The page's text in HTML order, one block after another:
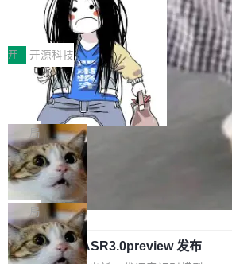
理两个方面，让用户的每一份算力都看得清
得住、用得稳、省得下、更安全！ 一、从现
始，Token使用一目...
作者）、Quoc Le（Google 大脑核心成员
q2Seq 和 DocAI 的共同发明人）以及 Oriol
yals（Gemini 联合负责人，AlphaSta...
耳科技研发的企业级终端编码智能体——一
中文驱动的数字员工，自主理解需求、规划
骤、编写代码。不挑模型、不挑平台，curl
装完即用。 开源地址：Gitee · GitCode ·
b 安装 支持 Java 8+（8~26）、macOS /
x / Windows / Harmony PC。 # macOS /
x / Harmony PC curl -fsSL https://
r.org/solon...
让“代码语义理解”深度释放AI Coding
价值潜能：华为云码道（CodeArts）
代码仓技术解析
一、代码仓深度理解技术的作用与价值 在
程实践中，代码仓是企业核心知识资产的主
体。企业级代码仓库通常包含数十万乃至数
个文件，其规模远超单次模型调用可承载的
文窗口。随着项目规模的持续扩张与代码历
不断累积，代码仓中的模块关系、接口契约
务逻辑等关键信息往往分散于数十乃至数百
件之中，形成高度复杂的知识关联网络。传
代码检索手段（如关键词匹配、目录遍历）
在语法层面完成文本定位，难以触及代码的
内涵与结构关联，导致开发者使用代码智能
理解大规模代码仓时面临显著"代码仓理解"瓶
开 开源科技
一条“删库”命令跑 17 小时，算法工程
师删光 89TB 数据只为干私活
最高人民检察院8月4日公布了一起案件：北
名90后算法工程师王某，为了给自己接的私
服务器空间，删光了公司AI游戏部门的全部
数据。 王某2024年1月入职东城区某科技公
短剧部门，有互联网大厂背景。在公司内部
调整期间，部门三次通知全员将数据从A集群
移到B集群，王某都回复了"收到"。 他没有迁
数据。2024年9月3日下午4点，他使用此前
局
Cloudflare 分享推理优化实践：KV ca
che 量化 + 权重压缩，吞吐量提升 4
1%，成本降 30%
Kimi 和 GLM 是当前最强的大模型系列之一
它们有一个共同的问题：太吃显存了。月之
的 Kimi K 系列和智谱的 GLM 都是长上下文
oE 架构的大模型，好用到让人上瘾，但
局
腾讯混元 Hy ASR3.0preview 发布